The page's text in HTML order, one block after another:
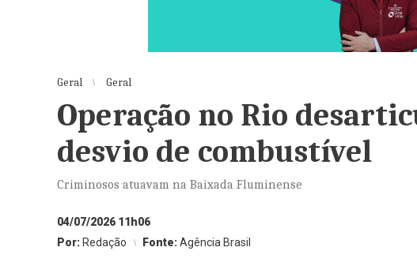
Geral Geral
Operação no Rio
desvio de combustível
Criminosos atuavam na Baixada Fluminense
04/07/2026 11h06
Por: Redação Fonte:Agência Brasil